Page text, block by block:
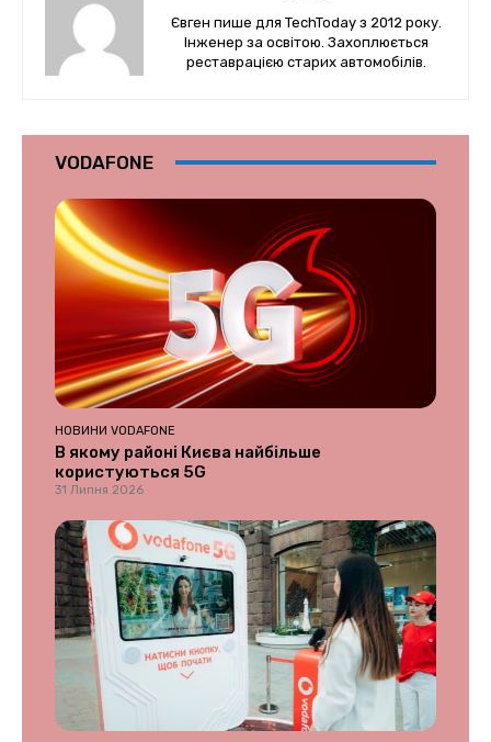
Євген пише для TechToday з 2012 року.
Інженер за освітою. Захоплюється
реставрацією старих автомобілів.
VODAFONE
НОВИНИ VODAFONE
В якому районі Києва найбільше
користуються 5G
31 Липня 2026